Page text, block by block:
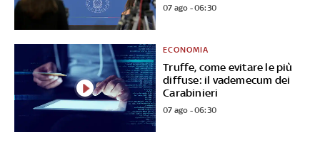
07 ago - 06:30
Truffe, come evitare le più
diffuse: il vademecum dei
Carabinieri
ECONOMIA
07 ago - 06:30